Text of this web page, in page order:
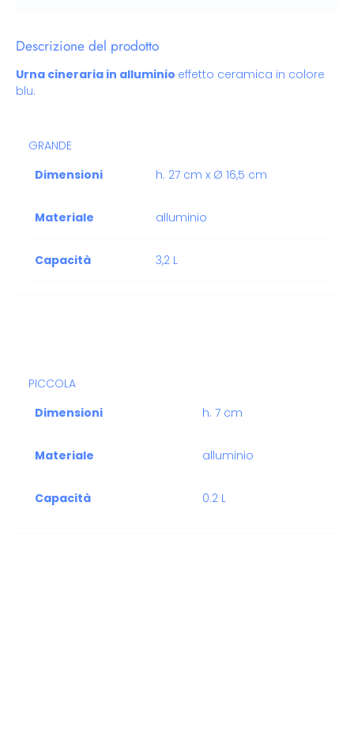
Descrizione del prodotto
Urna cineraria in alluminio effetto ceramica in colore
blu.
GRANDE
Dimensioni
h. 27 cm x Ø 16,5 cm
Materiale alluminio
Capacità 3,2 L
PICCOLA
Dimensioni
h. 7 cm
Materiale alluminio
Capacità 0.2 L